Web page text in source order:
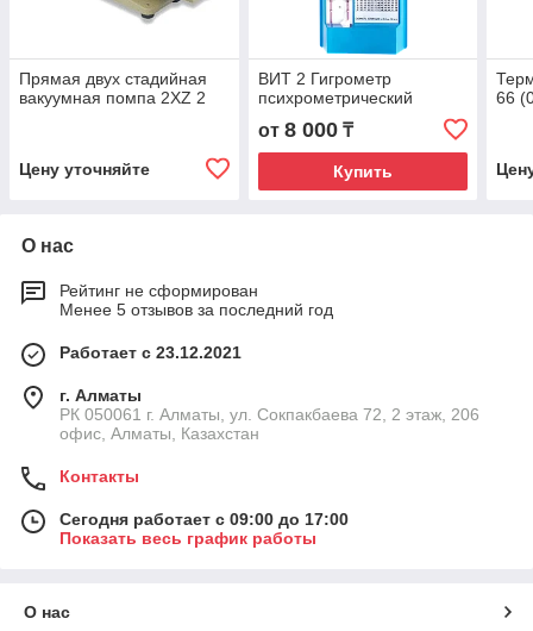
Прямая двух стадийная
вакуумная помпа 2XZ 2
Цену уточняйте
ВИТ 2 Гигрометр
психрометрический
от 8 000₸
Купить
66
О нас
Рейтинг не сформирован
Менее 5 отзывов за последний год
Работает с 23.12.2021
г. Алматы
РК 050061 г. Алматы, ул. Сокпакбаева 72, 2 этаж, 206
офис, Алматы, Казахстан
Контакты
Сегодня работает с 09:00 до 17:00
Показать весь график работы
О нас